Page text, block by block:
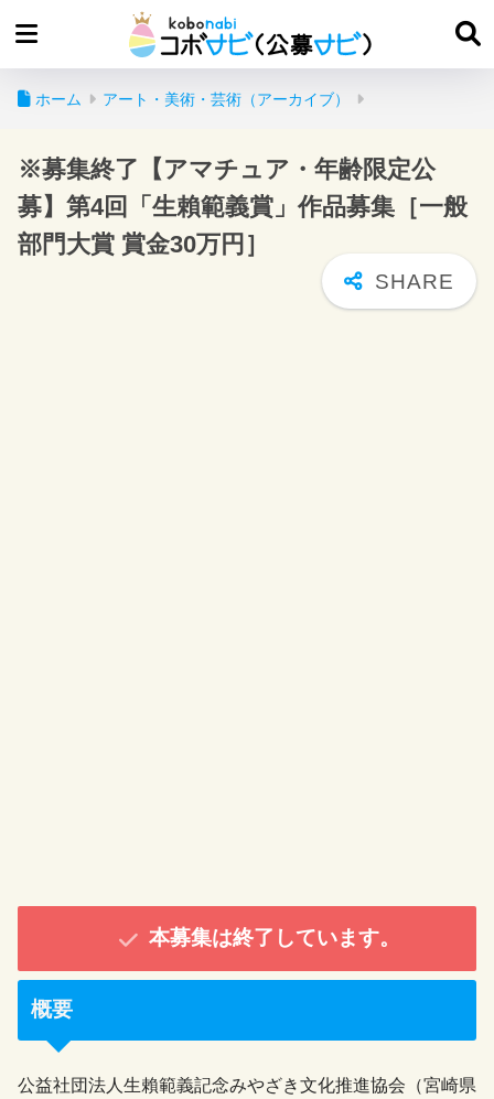
ホーム アート・美術・芸術（アーカイブ）
※募集終了【アマチュア・年齢限定公
募】第4回「生賴範義賞」作品募集［一般
部門大賞 賞金30万円］
本募集は終了しています。
概要
公益社団法人生賴範義記念みやざき文化推進協会（宮崎県